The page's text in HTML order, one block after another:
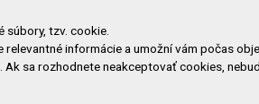
údajov
cookies
tzv. cookie.
informácie a umožní vám počas
Ak sa rozhodnete neakceptovať cookies,